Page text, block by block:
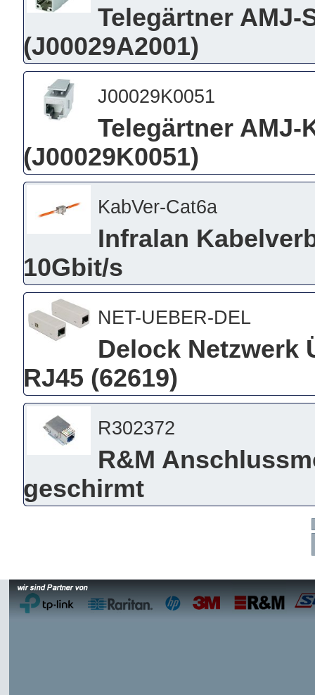
Telegärtner AMJ-
(J00029A2001)
J00029K0051
Telegärtner AMJ-
(J00029K0051)
KabVer-Cat6a
Infralan
10Gbit/s
NET-UEBER-DEL
Delock Netzwerk
RJ45 (62619)
R302372
R&M
geschirmt